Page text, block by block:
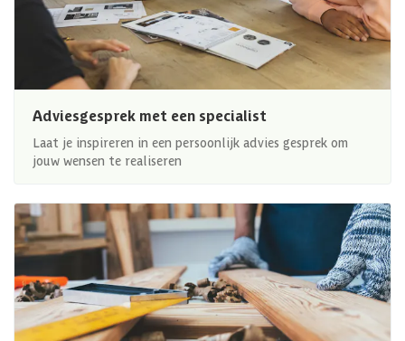
Adviesgesprek met een specialist
Laat je inspireren in een persoonlijk advies gesprek om
jouw wensen te realiseren